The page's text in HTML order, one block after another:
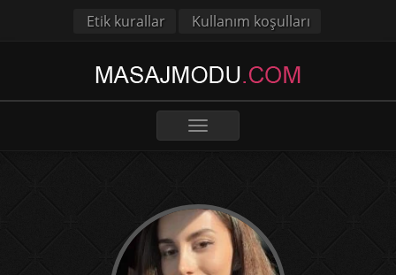
Etik kurallar Kullanım koşulları
Toggle